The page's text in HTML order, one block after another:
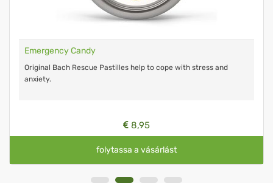
Emergency Candy
Original Bach Rescue Pastilles help to cope with stress and
anxiety.
8,95
folytassa a vásárlást